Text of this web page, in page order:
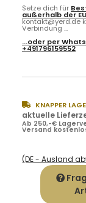
Setze dich für
außerhalb der EU
kontakt@yerd.de
Verbindung ...
...oder per
+491796159552
KNAPPER
aktuelle
Ab 250,-€
Versand
(DE - Ausland